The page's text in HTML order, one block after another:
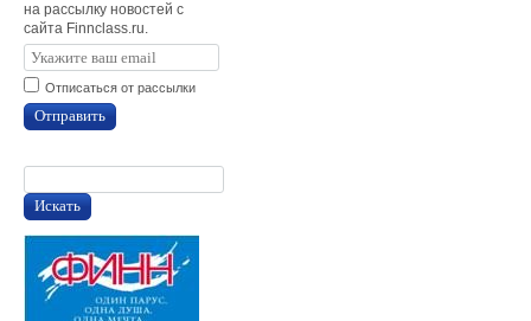
на рассылку новостей с
сайта Finnclass.ru.
Отписаться от рассылки
Отправить
Искать